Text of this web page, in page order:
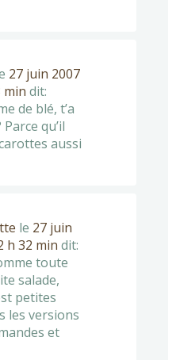
27 juin 2007
min dit:
de blé, t’a
qu’il
aussi
le 27 juin
h 32 min dit:
toute
salade,
petites
les versions
et